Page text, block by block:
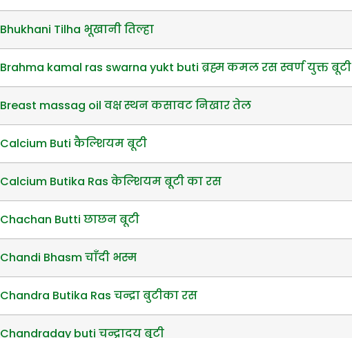
Bhukhani Tilha भूखानी तिल्हा
Brahma kamal ras swarna yukt buti ब्रह्म कमल रस स्वर्ण युक्त बूटी
Breast massag oil वक्ष स्थन कसावट निखार तेल
Calcium Buti कैल्शियम बूटी
Calcium Butika Ras केल्शियम बूटी का रस
Chachan Butti छाछन बूटी
Chandi Bhasm चाँदी भस्म
Chandra Butika Ras चन्द्रा बुटीका रस
Chandraday buti चन्द्रादय बूटी